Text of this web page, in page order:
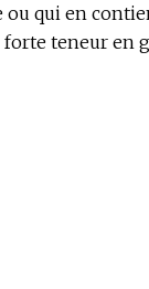
ou qui en
forte teneur en